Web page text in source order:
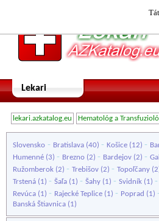
Lekari
lekari.azkatalog.eu Hematológ a
Slovensko - Bratislava (40) - Košice (12) -
Humenné (3) - Brezno (2) - Bardejov (2) -
Ružomberok (2) - Trebišov (2) - Topoľčany
Trstená (1) - Šaľa (1) - Šahy (1) - Svidník (1) -
Revúca (1) - Rajecké Teplice (1) - Poprad (1) -
Banská Štiavnica (1)